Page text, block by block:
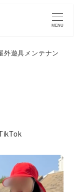
MENU
外遊具メンテナン
リー